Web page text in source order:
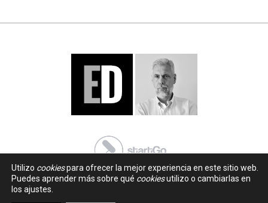
Utilizo cookiespara ofrecer la mejor experiencia en este sitio web.
Puedes aprender más sobre qué cookiesutilizo o cambiarlas en
los ajustes.